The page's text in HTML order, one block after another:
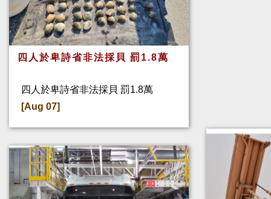
四人於卑詩省非法採貝 罰1.8萬
四人於卑詩省非法採貝 罰1.8萬
[Aug 07]